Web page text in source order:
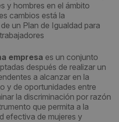
y hombres en el ámbito
cambios está la
un Plan de Igualdad para
empresa es un conjunto
después de realizar un
a alcanzar en la
y de oportunidades entre
la discriminación por razón
que permita a la
efectiva de mujeres y